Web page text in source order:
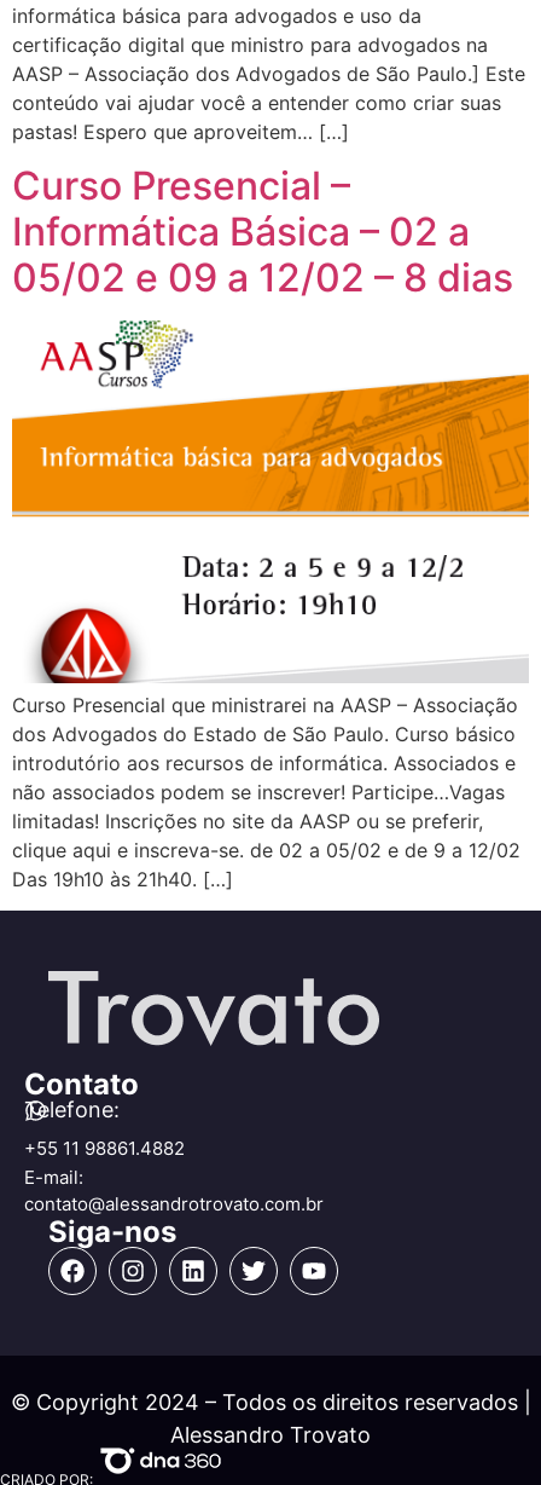
informática básica para advogados e uso da
certificação digital que ministro para advogados na
AASP – Associação dos Advogados de São Paulo.] Este
conteúdo vai ajudar você a entender como criar suas
pastas! Espero que aproveitem… […]
Curso Presencial –
Informática Básica – 02 a
05/02 e 09 a 12/02 – 8 dias
Curso Presencial que ministrarei na AASP – Associação
dos Advogados do Estado de São Paulo. Curso básico
introdutório aos recursos de informática. Associados e
não associados podem se inscrever! Participe…Vagas
limitadas! Inscrições no site da AASP ou se preferir,
clique aqui e inscreva-se. de 02 a 05/02 e de 9 a 12/02
Das 19h10 às 21h40. […]
Contato
Telefone:
+55 11 98861.4882
E-mail:
contato@alessandrotrovato.com.br
Siga-nos
© Copyright 2024 – Todos os direitos reservados |
Alessandro Trovato
CRIADO POR: